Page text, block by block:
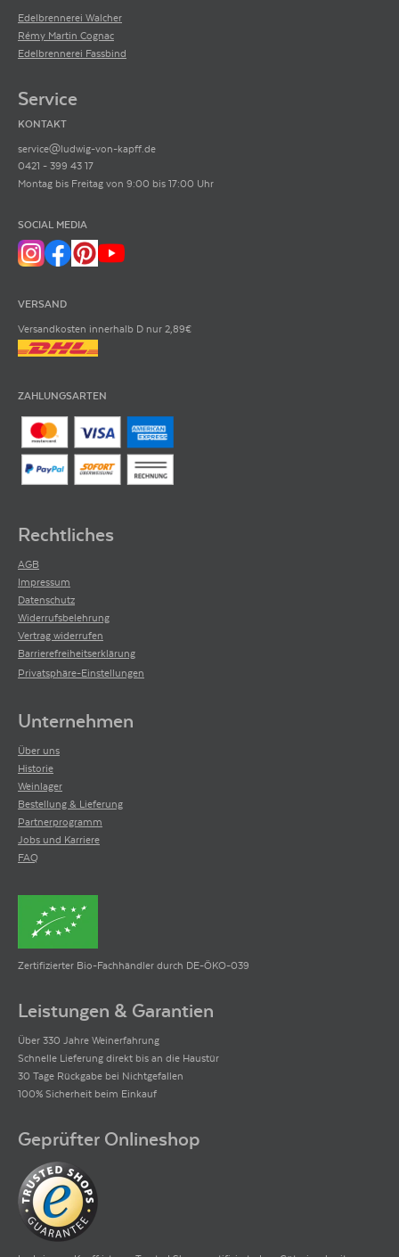
Edelbrennerei Walcher
Rémy Martin Cognac
Edelbrennerei Fassbind
Service
KONTAKT
service@ludwig-von-kapff.de
0421 - 399 43 17
Montag bis Freitag von 9:00 bis 17:00 Uhr
SOCIAL MEDIA
VERSAND
Versandkosten innerhalb D nur 2,89€
ZAHLUNGSARTEN
Rechtliches
AGB
Impressum
Datenschutz
Widerrufsbelehrung
Vertrag widerrufen
Barrierefreiheitserklärung
Privatsphäre-Einstellungen
Unternehmen
Über uns
Historie
Weinlager
Bestellung & Lieferung
Partnerprogramm
Jobs und Karriere
FAQ
Zertifizierter Bio-Fachhändler durch DE-ÖKO-039
Leistungen & Garantien
Über 330 Jahre Weinerfahrung
Schnelle Lieferung direkt bis an die Haustür
30 Tage Rückgabe bei Nichtgefallen
100% Sicherheit beim Einkauf
Geprüfter Onlineshop